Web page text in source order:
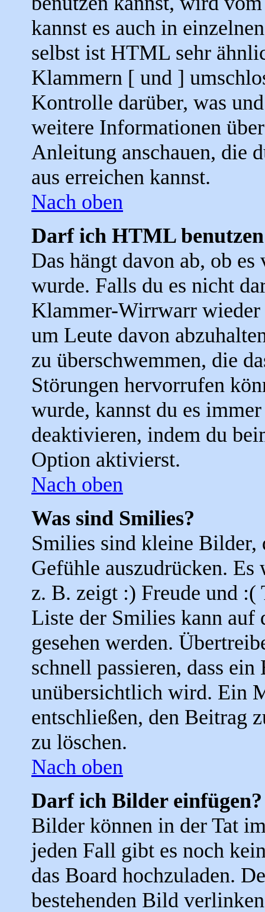
kannst es auch in
selbst ist HTML sehr
Klammern [ und ]
Kontrolle darüber, was
weitere Informationen
Anleitung anschauen, die
aus erreichen kannst.
Nach oben
Darf ich HTML
Das hängt davon ab, ob
wurde. Falls du es nicht
Klammer-Wirrwarr
um Leute davon
zu überschwemmen, die
Störungen hervorrufen
wurde, kannst du es
deaktivieren, indem du
Option aktivierst.
Nach oben
Was sind Smilies?
Smilies sind kleine Bilder,
Gefühle auszudrücken.
z. B. zeigt :) Freude und
Liste der Smilies kann auf
gesehen werden.
schnell passieren, dass
unübersichtlich wird. Ein
entschließen, den Beitrag
zu löschen.
Nach oben
Darf ich Bilder einfügen?
Bilder können in der Tat
jeden Fall gibt es noch
das Board hochzuladen.
bestehenden Bild